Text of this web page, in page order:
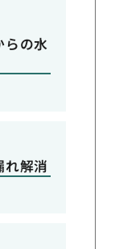
の水
れ解消